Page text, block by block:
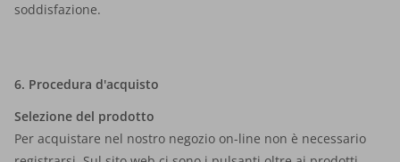
soddisfazione.
6. Procedura d'acquisto
Selezione del prodotto
Per acquistare nel nostro negozio on-line non è necessario